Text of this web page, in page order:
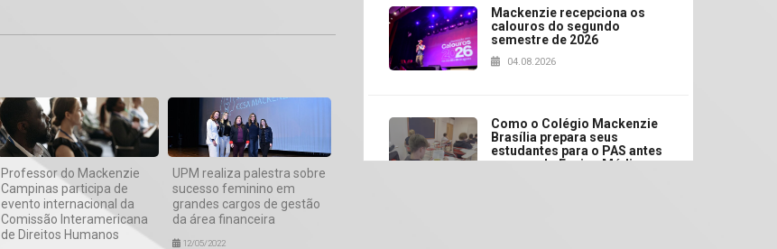
Professor do Mackenzie
Campinas participa de
evento internacional da
Comissão Interamericana
de Direitos Humanos
UPM realiza palestra sobre
sucesso feminino em
grandes cargos de gestão
da área financeira
12/05/2022
Mackenzie recepciona os
calouros do segundo
semestre de 2026
04.08.2026
Como o Colégio Mackenzie
Brasília prepara seus
estudantes para o PAS antes
mesmo do Ensino Médio